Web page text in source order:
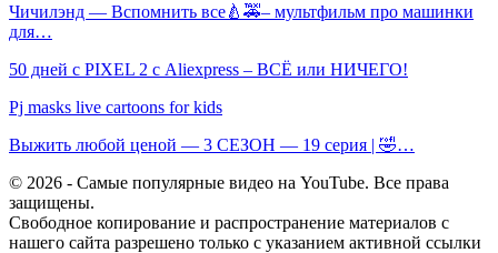
Чичилэнд — Вспомнить все🍐🚕– мультфильм про машинки
для…
50 дней с PIXEL 2 с Aliexpress – ВСЁ или НИЧЕГО!
Pj masks live cartoons for kids
Выжить любой ценой — 3 СЕЗОН — 19 серия | 🤣…
© 2026 - Самые популярные видео на YouTube. Все права
защищены.
Свободное копирование и распространение материалов с
нашего сайта разрешено только с указанием активной ссылки